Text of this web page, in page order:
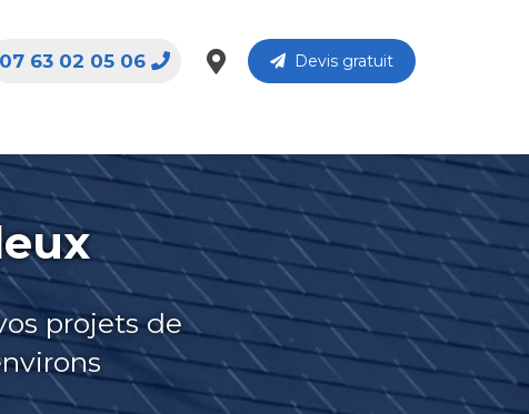
Devis gratuit
07 63 02 05 06
projets de